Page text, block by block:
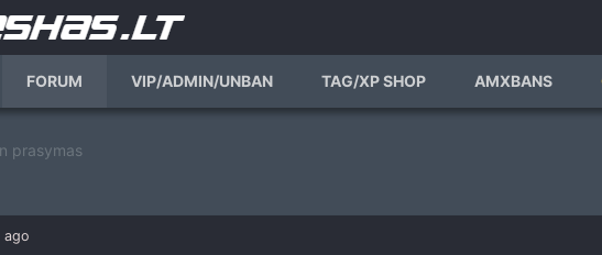
FORUM VIP/ADMIN/UNBAN TAG/XP SHOP AMXBANS
prasymas
ago